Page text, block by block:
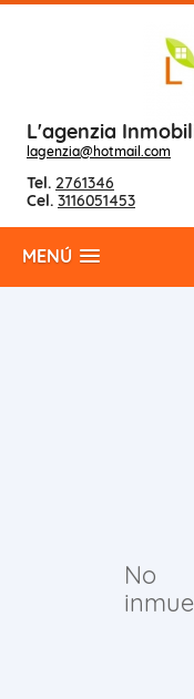
L'agenzia
lagenzia@hotmail.com
Tel. 2761346
Cel. 3116051453
MENÚ
No